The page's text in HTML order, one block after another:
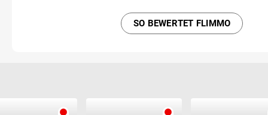
SO BEWERTET FLIMMO